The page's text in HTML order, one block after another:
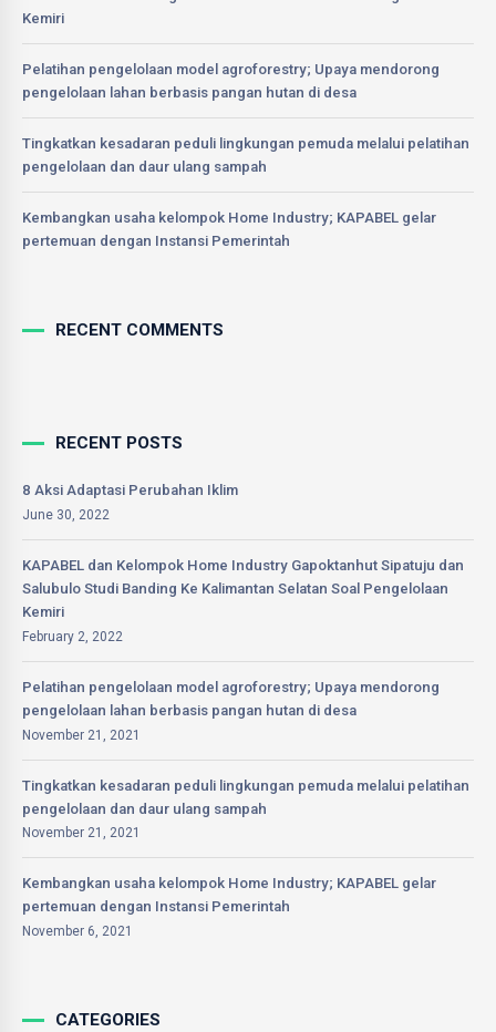
Kemiri
Pelatihan pengelolaan model agroforestry; Upaya mendorong
pengelolaan lahan berbasis pangan hutan di desa
Tingkatkan kesadaran peduli lingkungan pemuda melalui pelatihan
pengelolaan dan daur ulang sampah
Kembangkan usaha kelompok Home Industry; KAPABEL gelar
pertemuan dengan Instansi Pemerintah
RECENT COMMENTS
RECENT POSTS
8 Aksi Adaptasi Perubahan Iklim
June 30, 2022
KAPABEL dan Kelompok Home Industry Gapoktanhut Sipatuju dan
Salubulo Studi Banding Ke Kalimantan Selatan Soal Pengelolaan
Kemiri
February 2, 2022
Pelatihan pengelolaan model agroforestry; Upaya mendorong
pengelolaan lahan berbasis pangan hutan di desa
November 21, 2021
Tingkatkan kesadaran peduli lingkungan pemuda melalui pelatihan
pengelolaan dan daur ulang sampah
November 21, 2021
Kembangkan usaha kelompok Home Industry; KAPABEL gelar
pertemuan dengan Instansi Pemerintah
November 6, 2021
CATEGORIES